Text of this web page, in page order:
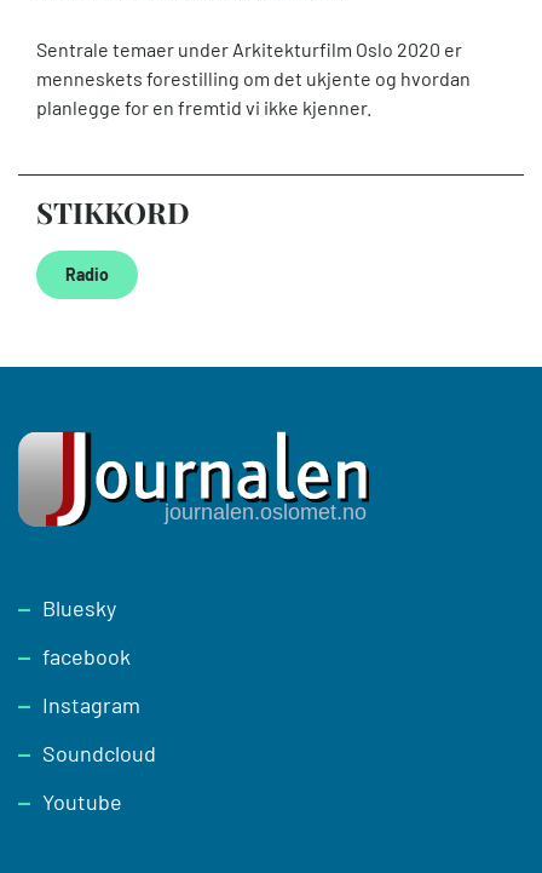
Sentrale temaer under Arkitekturfilm Oslo 2020 er
menneskets forestilling om det ukjente og hvordan
planlegge for en fremtid vi ikke kjenner.
STIKKORD
Radio
Footer
Bluesky
facebook
Instagram
Soundcloud
Youtube